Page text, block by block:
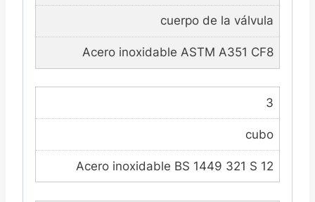
cuerpo de la válvula
Acero inoxidable ASTM A351 CF8
3
cubo
Acero inoxidable BS 1449 321 S 12